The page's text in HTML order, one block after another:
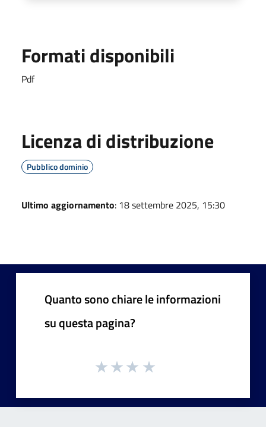
Formati disponibili
Pdf
Licenza di distribuzione
Pubblico dominio
Ultimo aggiornamento: 18 settembre 2025, 15:30
Quanto sono chiare le informazioni
su questa pagina?